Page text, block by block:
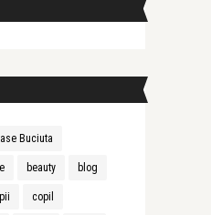
Buciuta
beauty blog
copil